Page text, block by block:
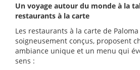
Un voyage autour du monde à la
restaurants à la carte
Les restaurants à la carte de Paloma
soigneusement conçus, proposent
ambiance unique et un menu qui
sens :